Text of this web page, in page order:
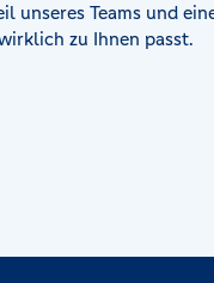
unseres Teams und
zu Ihnen passt.